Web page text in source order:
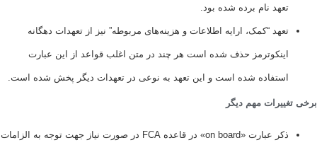
نام برده شده بود.
“‌کمک، ارایه اطلاعات و هزینه‌های مربوطه” نیز از تعهدات دهگانه
حذف شده است هر چند در متن اغلب قواعد از این عبارت
شده است و این تعهد به نوعی در تعهدات دیگر پخش شده است.
مهم دیگر
ذکر عبارت «on board» در قاعده FCA در صورت نیاز جهت توجه به الزامات